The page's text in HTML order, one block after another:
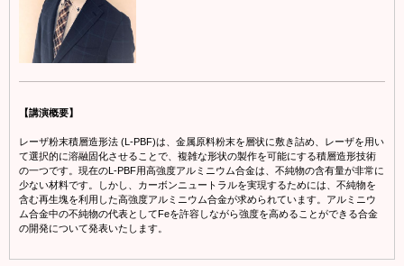
【講演概要】
レーザ粉末積層造形法 (L-PBF)は、金属原料粉末を層状に敷き詰め、レーザを用い
て選択的に溶融固化させることで、複雑な形状の製作を可能にする積層造形技術
の一つです。現在のL-PBF用高強度アルミニウム合金は、不純物の含有量が非常に
少ない材料です。しかし、カーボンニュートラルを実現するためには、不純物を
含む再生塊を利用した高強度アルミニウム合金が求められています。アルミニウ
ム合金中の不純物の代表としてFeを許容しながら強度を高めることができる合金
の開発について発表いたします。